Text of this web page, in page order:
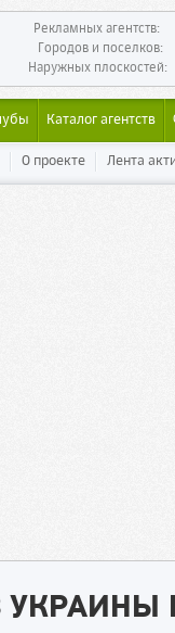
Рекламных агентств:
Городов и поселков:
Наружных плоскостей:
Каталог агентств
О проекте Лента